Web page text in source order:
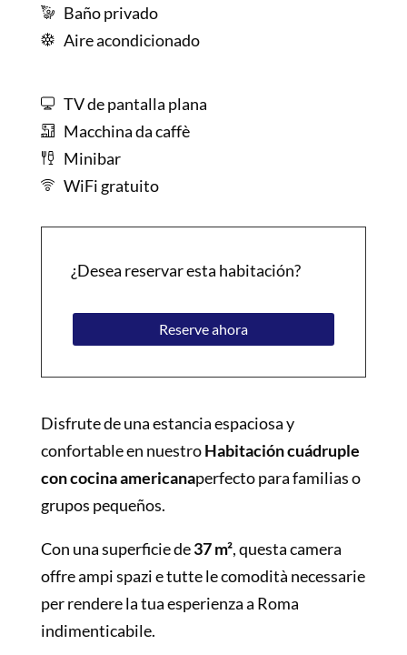
Baño privado
Aire acondicionado
TV de pantalla plana
Macchina da caffè
Minibar
WiFi gratuito
¿Desea reservar esta habitación?
Reserve ahora
Disfrute de una estancia espaciosa y
confortable en nuestroHabitación cuádruple
con cocina americanaperfecto para familias o
grupos pequeños.
Con una superficie de37 m², questa camera
offre ampi spazi e tutte le comodità necessarie
per rendere la tua esperienza a Roma
indimenticabile.